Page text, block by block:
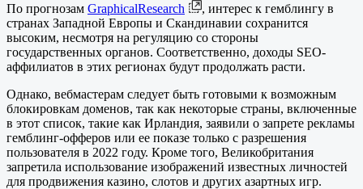
По прогнозам GraphicalResearch
, интерес к гемблингу в
странах Западной Европы и Скандинавии сохранится
высоким, несмотря на регуляцию со стороны
государственных органов. Соответственно, доходы SEO-
аффилиатов в этих регионах будут продолжать расти.
Однако, вебмастерам следует быть готовыми к возможным
блокировкам доменов, так как некоторые страны, включенные
в этот список, такие как Ирландия, заявили о запрете рекламы
гемблинг-офферов или ее показе только с разрешения
пользователя в 2022 году. Кроме того, Великобритания
запретила использование изображений известных личностей
для продвижения казино, слотов и других азартных игр.